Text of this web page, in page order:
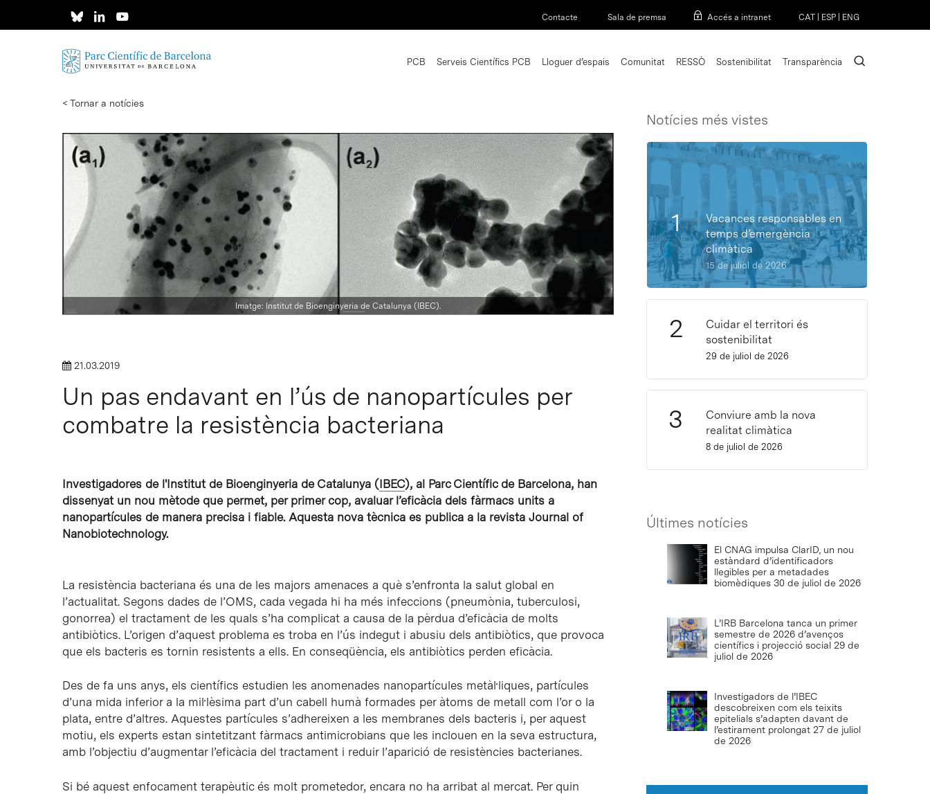
Contacte Sala de premsa Accés a intranet CAT ESP ENG
PCB Serveis Científics PCB Lloguer d’espais Comunitat RESSÒ Sostenibilitat Transparència search
< Tornar a notícies
Imatge: Institut de Bioenginyeria de Catalunya (IBEC).
21.03.2019
Un pas endavant en l’ús de nanopartícules per
combatre la resistència bacteriana
Investigadores de l'Institut de Bioenginyeria de Catalunya (IBEC), al Parc Científic de Barcelona, han
dissenyat un nou mètode que permet, per primer cop, avaluar l’eficàcia dels fàrmacs units a
nanopartícules de manera precisa i fiable. Aquesta nova tècnica es publica a la revista Journal of
Nanobiotechnology.
La resistència bacteriana és una de les majors amenaces a què s’enfronta la salut global en
l’actualitat. Segons dades de l’OMS, cada vegada hi ha més infeccions (pneumònia, tuberculosi,
gonorrea) el tractament de les quals s’ha complicat a causa de la pèrdua d’eficàcia de molts
antibiòtics. L’origen d’aquest problema es troba en l’ús indegut i abusiu dels antibiòtics, que provoca
que els bacteris es tornin resistents a ells. En conseqüència, els antibiòtics perden eficàcia.
Des de fa uns anys, els científics estudien les anomenades nanopartícules metàl·liques, partícules
d’una mida inferior a la mil·lèsima part d’un cabell humà formades per àtoms de metall com l’or o la
plata, entre d’altres. Aquestes partícules s’adhereixen a les membranes dels bacteris i, per aquest
motiu, els experts estan sintetitzant fàrmacs antimicrobians que les inclouen en la seva estructura,
amb l’objectiu d’augmentar l’eficàcia del tractament i reduir l’aparició de resistències bacterianes.
Si bé aquest enfocament terapèutic és molt prometedor, encara no ha arribat al mercat. Per quin
Notícies més vistes
Vacances responsables en
temps d’emergència
climàtica
15 de juliol de 2026
Cuidar el territori és
sostenibilitat
29 de juliol de 2026
Conviure amb la nova
realitat climàtica
8 de juliol de 2026
Últimes notícies
El CNAG impulsa ClarID, un nou
estàndard d’identificadors
llegibles per a metadades
biomèdiques 30 de juliol de 2026
L’IRB Barcelona tanca un primer
semestre de 2026 d’avenços
científics i projecció social 29 de
juliol de 2026
Investigadors de l’IBEC
descobreixen com els teixits
epitelials s’adapten davant de
l’estirament prolongat 27 de juliol
de 2026